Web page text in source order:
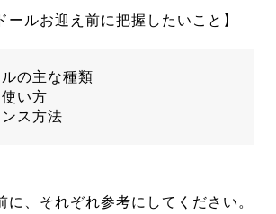
ールお迎え前に把握したいこと】
の主な種類
い方
ス方法
に、それぞれ参考にしてください。